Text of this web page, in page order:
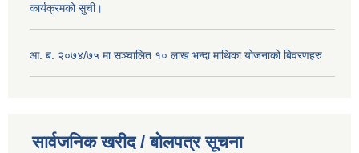
कार्यक्रमको सुची।
आ. ब. २०७४/७५ मा सञ्चालित १० लाख भन्दा माथिका योजनाको बिवरणहरु
सार्वजनिक खरीद / बोलपत्र सूचना